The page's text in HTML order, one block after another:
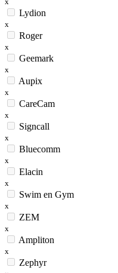
Lydion
x
Roger
x
Geemark
x
Aupix
x
CareCam
x
Signcall
x
Bluecomm
x
Elacin
x
Swim en Gym
x
ZEM
x
Ampliton
x
Zephyr